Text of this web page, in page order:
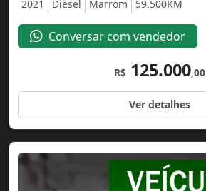
2021 Diesel Marrom 59.500KM
Conversar com vendedor
R$ 125.000,00
Ver detalhes